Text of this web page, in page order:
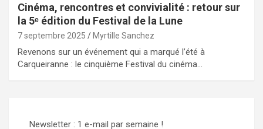
Cinéma, rencontres et convivialité : retour sur
la 5ᵉ édition du Festival de la Lune
7 septembre 2025 Myrtille Sanchez
Revenons sur un événement qui a marqué l’été à
Carqueiranne : le cinquième Festival du cinéma…
Newsletter : 1 e-mail par semaine !